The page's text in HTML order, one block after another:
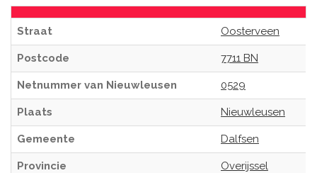
Straat Oosterveen
Postcode 7711 BN
Netnummer van Nieuwleusen 0529
Plaats Nieuwleusen
Gemeente Dalfsen
Provincie Overijssel